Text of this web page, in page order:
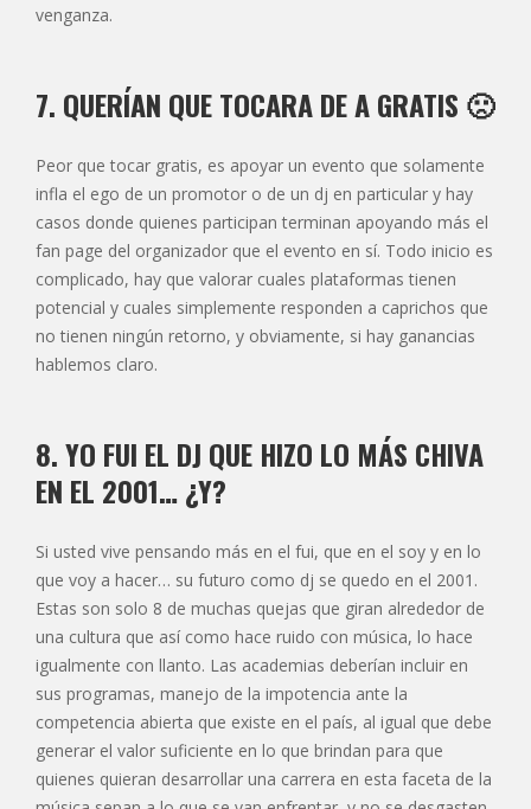
venganza.
7. QUERÍAN QUE TOCARA DE A GRATIS 🙁
Peor que tocar gratis, es apoyar un evento que solamente
infla el ego de un promotor o de un dj en particular y hay
casos donde quienes participan terminan apoyando más el
fan page del organizador que el evento en sí. Todo inicio es
complicado, hay que valorar cuales plataformas tienen
potencial y cuales simplemente responden a caprichos que
no tienen ningún retorno, y obviamente, si hay ganancias
hablemos claro.
8. YO FUI EL DJ QUE HIZO LO MÁS CHIVA
EN EL 2001… ¿Y?
Si usted vive pensando más en el fui, que en el soy y en lo
que voy a hacer… su futuro como dj se quedo en el 2001.
Estas son solo 8 de muchas quejas que giran alrededor de
una cultura que así como hace ruido con música, lo hace
igualmente con llanto. Las academias deberían incluir en
sus programas, manejo de la impotencia ante la
competencia abierta que existe en el país, al igual que debe
generar el valor suficiente en lo que brindan para que
quienes quieran desarrollar una carrera en esta faceta de la